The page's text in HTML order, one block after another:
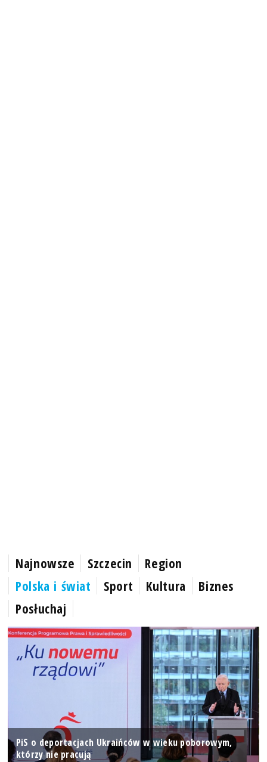
Najnowsze Szczecin
Region
Polska i świat
Sport Kultura
Biznes
Posłuchaj
PiS o deportacjach Ukraińców w wieku poborowym,
którzy nie pracują